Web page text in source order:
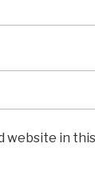
website in